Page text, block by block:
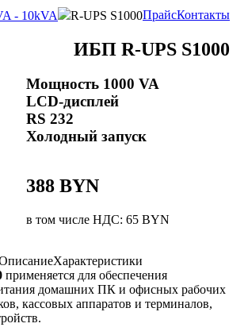
- 10kVA R-UPS S1000ПрайсКонтакты
ИБП R-UPS S1000
Мощность 1000 VA
LCD-дисплей
RS 232
Холодный запуск
388 BYN
в том числе НДС: 65 BYN
Характеристики
применяется для обеспечения
домашних ПК и офисных рабочих
кассовых аппаратов и терминалов,